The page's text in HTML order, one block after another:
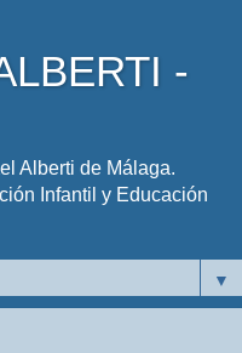
-
Alberti de Málaga.
Infantil y Educación
▼